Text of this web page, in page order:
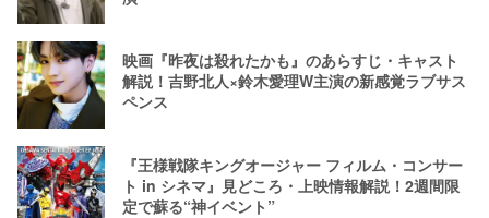
映画『昨夜は殺れたかも』のあらすじ・キャスト
解説！吉野北人×鈴木愛理W主演の新感覚ラブサス
ペンス
『王様戦隊キングオージャー フィルム・コンサー
ト in シネマ』見どころ・上映情報解説！2週間限
定で蘇る“神イベント”